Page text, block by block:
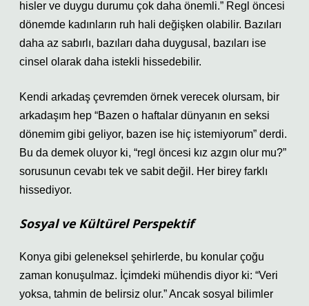
hisler ve duygu durumu çok daha önemli.” Regl öncesi
dönemde kadınların ruh hali değişken olabilir. Bazıları
daha az sabırlı, bazıları daha duygusal, bazıları ise
cinsel olarak daha istekli hissedebilir.
Kendi arkadaş çevremden örnek verecek olursam, bir
arkadaşım hep “Bazen o haftalar dünyanın en seksi
dönemim gibi geliyor, bazen ise hiç istemiyorum” derdi.
Bu da demek oluyor ki, “regl öncesi kız azgın olur mu?”
sorusunun cevabı tek ve sabit değil. Her birey farklı
hissediyor.
Sosyal ve Kültürel Perspektif
Konya gibi geleneksel şehirlerde, bu konular çoğu
zaman konuşulmaz. İçimdeki mühendis diyor ki: “Veri
yoksa, tahmin de belirsiz olur.” Ancak sosyal bilimler